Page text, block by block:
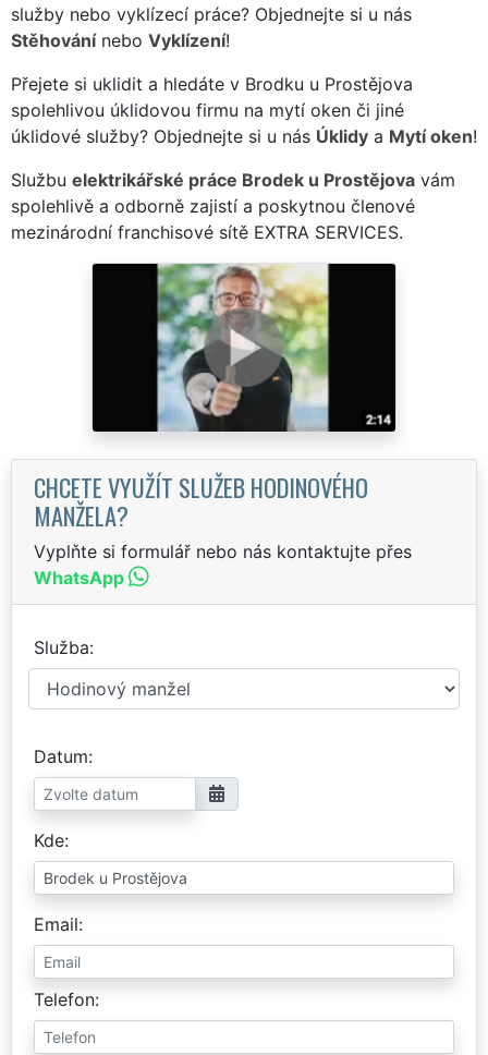
služby nebo vyklízecí práce? Objednejte si u nás
Stěhovánínebo Vyklízení!
Přejete si uklidit a hledáte v Brodku u Prostějova
spolehlivou úklidovou firmu na mytí oken či jiné
úklidové služby? Objednejte si u nás Úklidy a Mytí oken!
Službu elektrikářské práce Brodek u Prostějova vám
spolehlivě a odborně zajistí a poskytnou členové
mezinárodní franchisové sítě EXTRA SERVICES.
CHCETE VYUŽÍT SLUŽEB HODINOVÉHO
MANŽELA?
Vyplňte si formulář nebo nás kontaktujte přes
WhatsApp
Služba
Datum
Kde
Email
Telefon